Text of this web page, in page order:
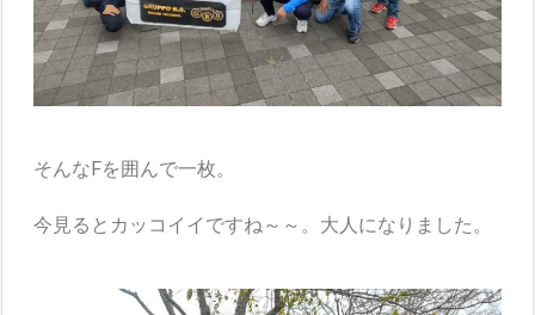
そんなFを囲んで一枚。
今見るとカッコイイですね～～。大人になりました。